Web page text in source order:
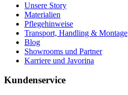
Unsere Story
Materialien
Pflegehinweise
Transport, Handling & Montage
Blog
Showrooms und Partner
Karriere und Javorina
Kundenservice